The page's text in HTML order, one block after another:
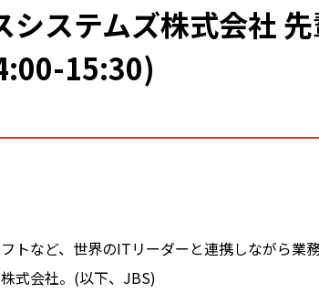
システムズ株式会社
15:30)
トなど、世界のITリーダーと連携しながら業
式会社。(以下、JBS)